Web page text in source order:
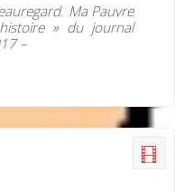
Ma Pauvre
» du journal
–